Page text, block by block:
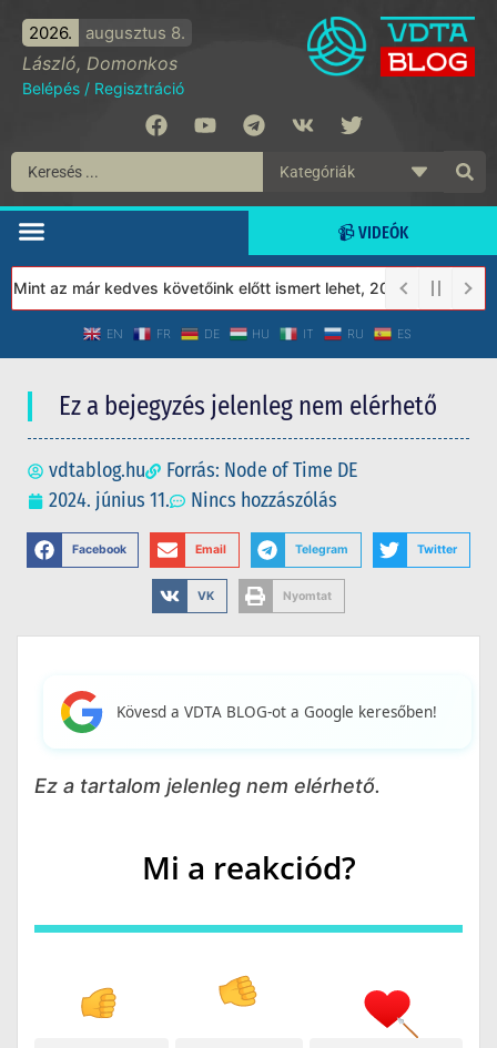
2026. augusztus 8.
László, Domonkos
Belépés / Regisztráció
📹 VIDEÓK
az már kedves követőink előtt ismert lehet, 2023-tól a Védett
EN FR DE HU IT RU ES
Ez a bejegyzés jelenleg nem elérhető
vdtablog.hu
Forrás: Node of Time DE
2024. június 11.
Nincs hozzászólás
Facebook Email Telegram Twitter
VK Nyomtat
Kövesd a VDTA BLOG-ot a Google keresőben!
Ez a tartalom jelenleg nem elérhető.
Mi a reakciód?